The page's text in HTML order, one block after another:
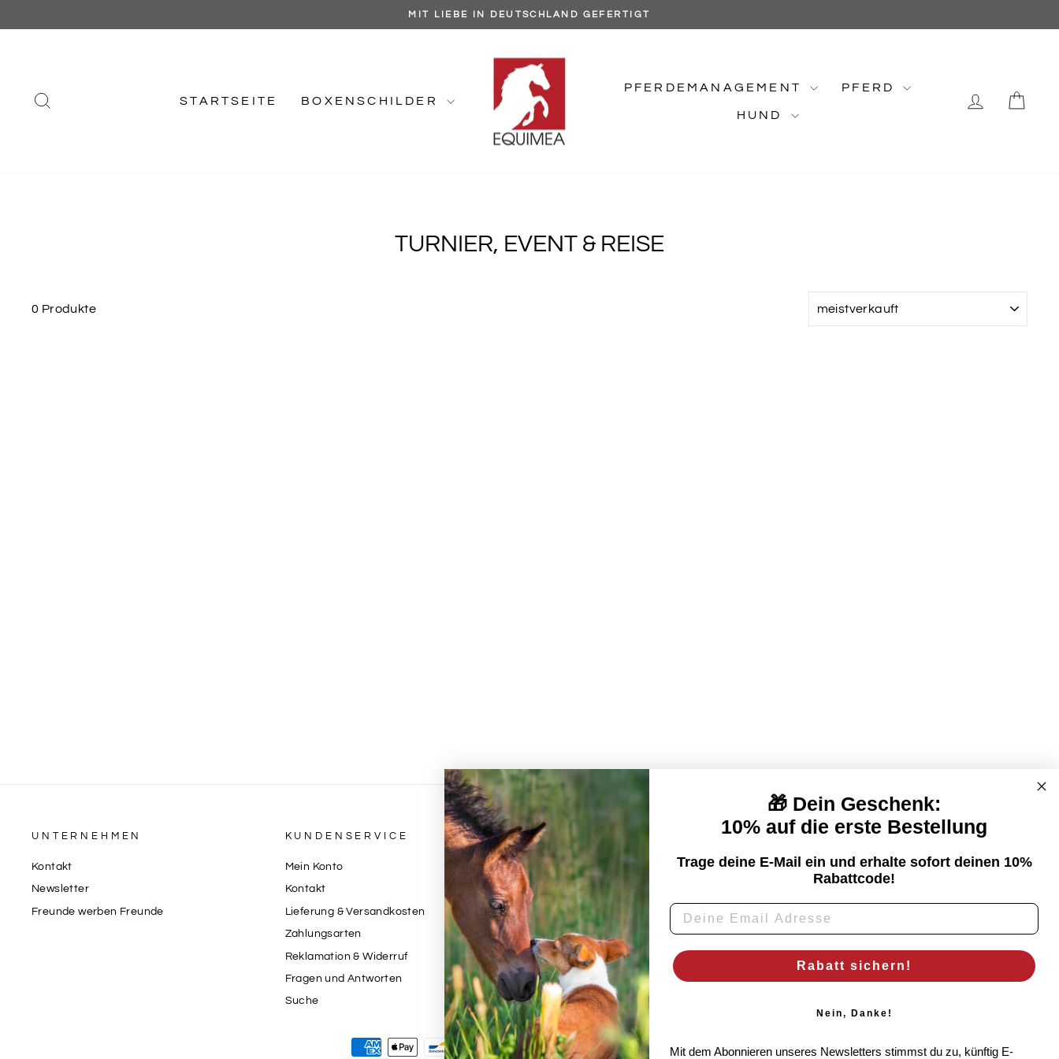
Pause
MIT LIEBE IN DEUTSCHLAND GEFERTIGT
STARTSEITE BOXENSCHILDER
PFERDEMANAGEMENT PFERD
HUND
TURNIER, EVENT & REISE
0 Produkte
UNTERNEHMEN
Kontakt
Newsletter
Freunde werben Freunde
KUNDENSERVICE
Mein Konto
Kontakt
Lieferung & Versandkosten
Zahlungsarten
Reklamation & Widerruf
Fragen und Antworten
Suche
RECHTLICHES & IMPRESSUM
Impressum
Datenschutzerklärung
AGB
Widerrufsbelehrung
Kontaktinformationen
Vertrag widerrufen
🎁 Dein Geschenk:
10% auf die erste Bestellung
Trage deine E-Mail ein und erhalte sofort deinen 10%
Rabattcode!
Rabatt sichern!
Nein, Danke!
Mit dem Abonnieren unseres Newsletters stimmst du zu, künftig E-